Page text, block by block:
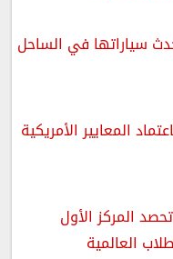
سياراتها في الساحل
المعايير الأمريكية
المركز الأول
العالمية